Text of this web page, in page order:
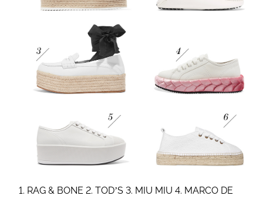
1. RAG & BONE 2. TOD’S 3. MIU MIU 4. MARCO DE